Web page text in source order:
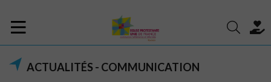
ACTUALITÉS - COMMUNICATION